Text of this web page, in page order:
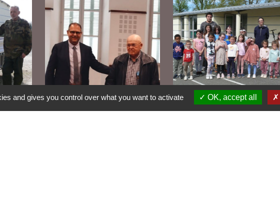
and gives you control over what you want to activate OK, accept all